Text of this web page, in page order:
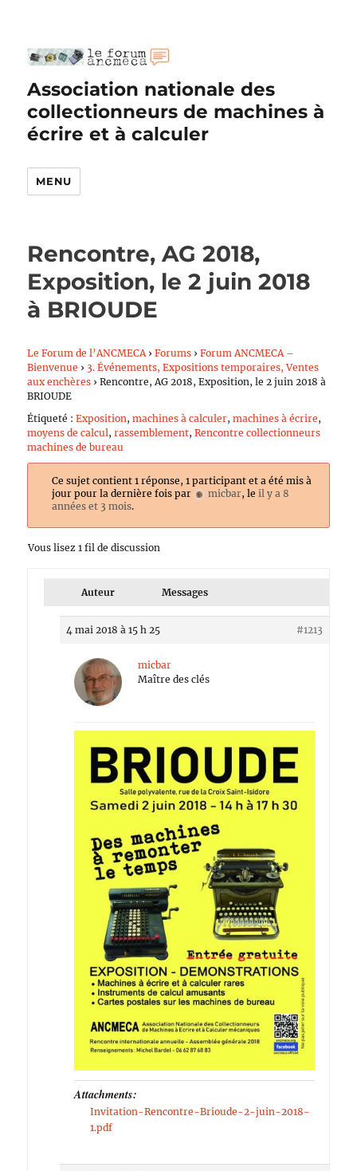
Association nationale des
collectionneurs de machines à
écrire et à calculer
MENU
Rencontre, AG 2018,
Exposition, le 2 juin 2018
à BRIOUDE
Le Forum de l’ANCMECA › Forums › Forum ANCMECA –
Bienvenue › 3. Événements, Expositions temporaires, Ventes
aux enchères › Rencontre, AG 2018, Exposition, le 2 juin 2018 à
BRIOUDE
Étiqueté :Exposition,machines à calculer,machines à écrire,
moyens de calcul,rassemblement,Rencontre collectionneurs
machines de bureau
Ce sujet contient 1 réponse, 1 participant et a été mis à
jour pour la dernière fois par
micbar, le il y a 8
années et 3 mois.
Vous lisez 1 fil de discussion
Auteur Messages
4 mai 2018 à 15 h 25 #1213
micbar
Maître des clés
Attachments:
Invitation-Rencontre-Brioude-2-juin-2018-
1.pdf